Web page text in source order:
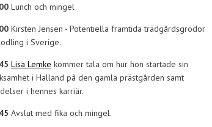
Lunch och mingel
Kirsten Jensen - Potentiella framtida trädgårdsgrödor
i Sverige.
Lisa Lemke kommer tala om hur hon startade sin
i Halland på den gamla prästgården samt
i hennes karriär.
Avslut med fika och mingel.